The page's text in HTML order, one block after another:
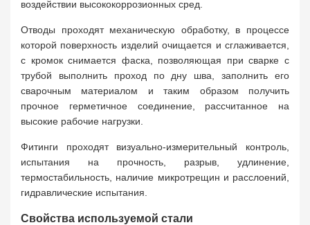
воздействии высококоррозионных сред.
Отводы проходят механическую обработку, в процессе
которой поверхность изделий очищается и сглаживается,
с кромок снимается фаска, позволяющая при сварке с
трубой выполнить проход по дну шва, заполнить его
сварочным материалом и таким образом получить
прочное герметичное соединение, рассчитанное на
высокие рабочие нагрузки.
Фитинги проходят визуально-измерительный контроль,
испытания на прочность, разрыв, удлинение,
термостабильность, наличие микротрещин и расслоений,
гидравлические испытания.
Свойства используемой стали